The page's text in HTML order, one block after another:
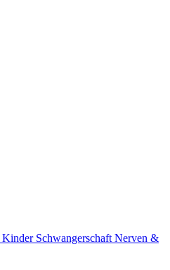
Kinder Schwangerschaft Nerven &